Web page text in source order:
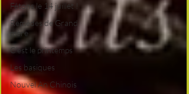
Fêtons le 14 juillet !
Remèdes de Grand
mère
C'est le printemps
Les basiques
Nouvel An Chinois